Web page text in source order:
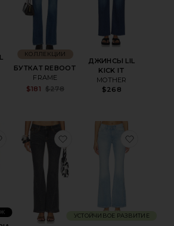
БУТКАТ REBOOT
FRAME
Sale price:
$181 $278
КОЛЛЕКЦИИ
ДЖИНСЫ LIL
KICK IT
MOTHER
$268
КЛЁШЕМ MARTY
избранноеДЖИНСЫ MARIA
избранноеДЖИНСЫ
УСТОЙЧИВОЕ РАЗВИТИЕ